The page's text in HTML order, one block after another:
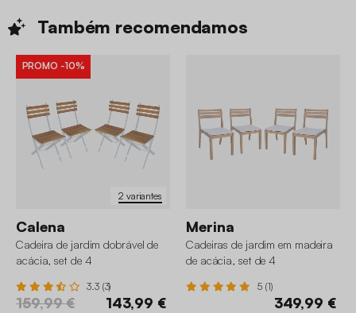
Também recomendamos
2 variantes
PROMO -10%
Calena
Cadeira de jardim dobrável de
acácia, set de 4
3.3 (3)
159,99 € 143,99 €
Merina
Cadeiras de jardim em madeira
de acácia, set de 4
5 (1)
349,99 €